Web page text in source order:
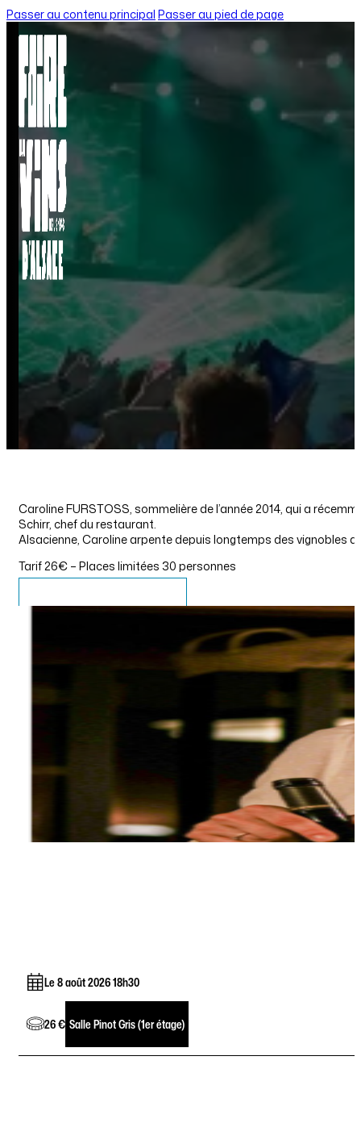
Passer au contenu principal Passer au pied de page
Accueil
AFTERWINE
VINS AUTOUR DE
Caroline FURSTOSS, sommelière de l’année 2014, qui a
Schirr, chef du restaurant.
Alsacienne, Caroline arpente depuis longtemps des vignobles
Tarif 26€ – Places limitées 30 personnes
Le 8 août 2026 18h30
26 € Salle Pinot Gris (1er étage)